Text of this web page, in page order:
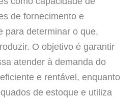
de fornecimento e
para determinar o que,
O objetivo é garantir
atender à demanda do
e rentável, enquanto
de estoque e utiliza